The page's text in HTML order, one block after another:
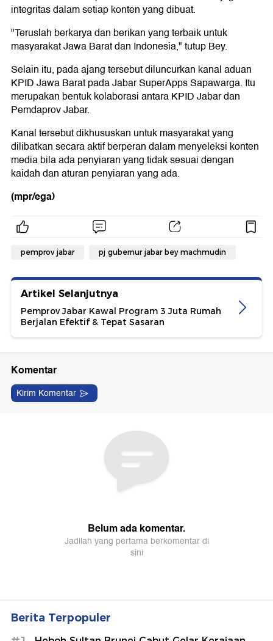
integritas dalam setiap konten yang dibuat.
"Teruslah berkarya dan berikan yang terbaik untuk
masyarakat Jawa Barat dan Indonesia," tutup Bey.
Selain itu, pada ajang tersebut diluncurkan kanal aduan
KPID Jawa Barat pada Jabar SuperApps Sapawarga. Itu
merupakan bentuk kolaborasi antara KPID Jabar dan
Pemdaprov Jabar.
Kanal tersebut dikhususkan untuk masyarakat yang
dilibatkan secara aktif berperan dalam menyeleksi konten
media bila ada penyiaran yang tidak sesuai dengan
kaidah dan aturan penyiaran yang ada.
(mpr/ega)
pemprov jabar pj gubernur jabar bey machmudin
Artikel Selanjutnya
Pemprov Jabar Kawal Program 3 Juta Rumah
Berjalan Efektif & Tepat Sasaran
Berita Terpopuler